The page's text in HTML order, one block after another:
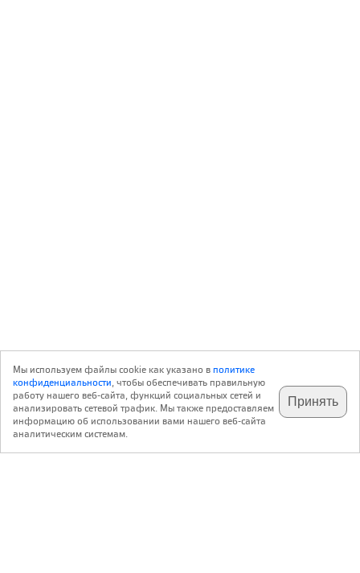
подпишитесь на наш
телеграм @archi_ru
✕
с 20 июля 1999 г.
Мы используем файлы cookie как указано вполитике
конфиденциальности, чтобы обеспечивать правильную
работу нашего веб-сайта, функций социальных сетей и
анализировать сетевой трафик. Мы также предоставляем
информацию об использовании вами нашего веб-сайта
аналитическим системам.
Принять